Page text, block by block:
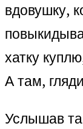
вдовушку,
хатку
А там,
Услышав